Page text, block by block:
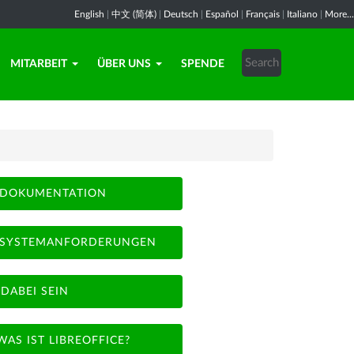
English 中文 (简体) Deutsch Español Français Italiano More...
MITARBEIT ÜBER UNS SPENDE
DOKUMENTATION
SYSTEMANFORDERUNGEN
DABEI SEIN
IST LIBREOFFICE?